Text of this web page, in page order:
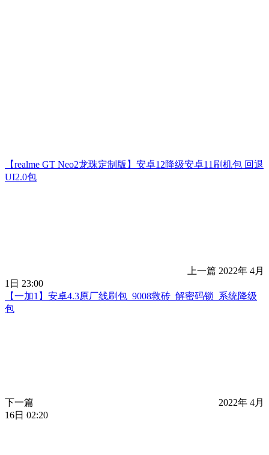
【realme GT Neo2龙珠定制版】安卓12降级安卓11刷机包 回退
UI2.0包
上一篇 2022年 4月
1日 23:00
【一加1】安卓4.3原厂线刷包_9008救砖_解密码锁_系统降级
包
下一篇
2022年 4月
16日 02:20